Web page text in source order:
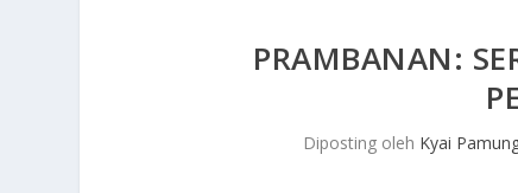
PRAMBANAN:
Diposting oleh Kyai